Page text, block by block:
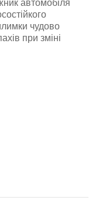
автомобіля
чудово
при зміні